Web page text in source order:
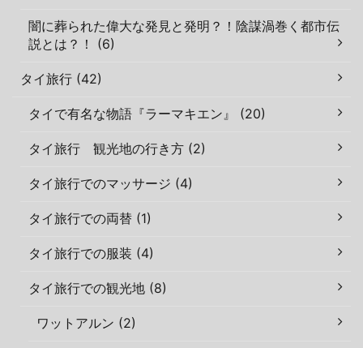
闇に葬られた偉大な発見と発明？！陰謀渦巻く都市伝
説とは？！ (6)
タイ旅行 (42)
タイで有名な物語『ラーマキエン』 (20)
タイ旅行 観光地の行き方 (2)
タイ旅行でのマッサージ (4)
タイ旅行での両替 (1)
タイ旅行での服装 (4)
タイ旅行での観光地 (8)
ワットアルン (2)